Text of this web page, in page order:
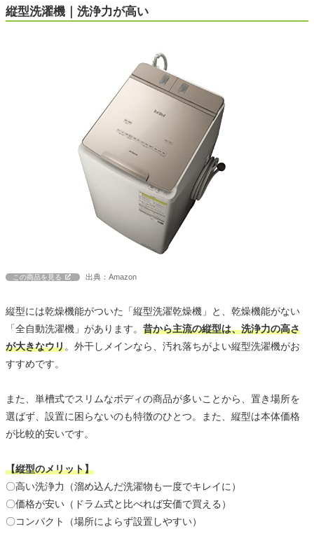
縦型洗濯機｜洗浄力が高い
この商品を見る 出典：Amazon
縦型には乾燥機能がついた「縦型洗濯乾燥機」と、乾燥機能がない
「全自動洗濯機」があります。 昔から主流の縦型は、洗浄力の高さ
が大きなウリ。外干しメインなら、汚れ落ちがよい縦型洗濯機がお
すすめです。
また、単槽式でスリムなボディの商品が多いことから、置き場所を
選ばず、設置に困らないのも特徴のひとつ。また、縦型は本体価格
が比較的安いです。
【縦型のメリット】
〇高い洗浄力（溜め込んだ洗濯物も一度でキレイに）
〇価格が安い（ドラム式と比べれば安価で買える）
〇コンパクト（場所によらず設置しやすい）